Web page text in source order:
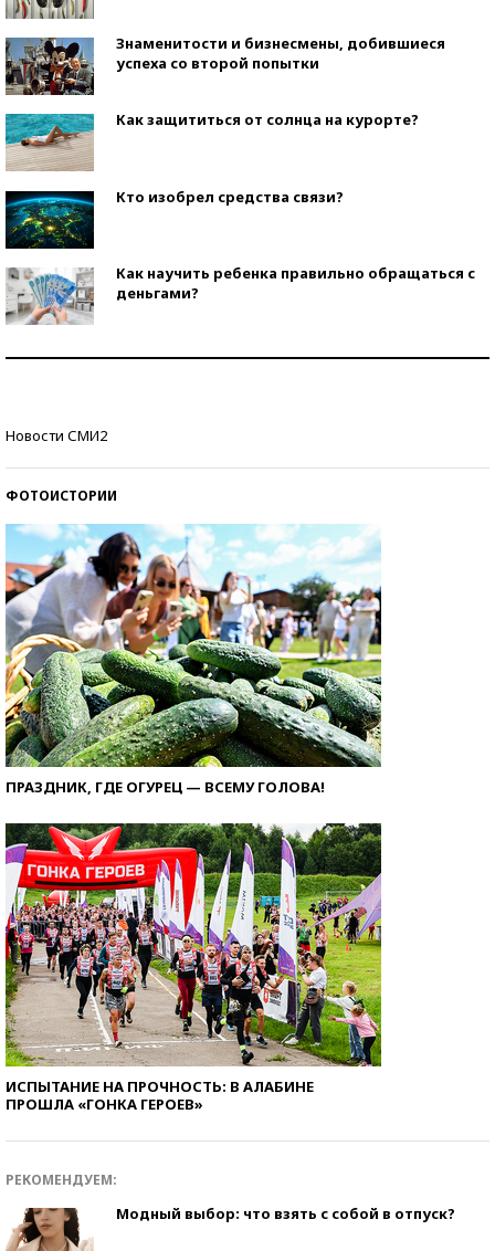
Знаменитости и бизнесмены, добившиеся
успеха со второй попытки
Как защититься от солнца на курорте?
Кто изобрел средства связи?
Как научить ребенка правильно обращаться с
деньгами?
Новости СМИ2
ФОТОИСТОРИИ
ПРАЗДНИК, ГДЕ ОГУРЕЦ — ВСЕМУ ГОЛОВА!
ИСПЫТАНИЕ НА ПРОЧНОСТЬ: В АЛАБИНЕ
ПРОШЛА «ГОНКА ГЕРОЕВ»
РЕКОМЕНДУЕМ:
Модный выбор: что взять с собой в отпуск?